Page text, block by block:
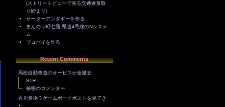
(ストリートビューで見る交通違反取
り締まり)
サーターアンダギーを作る
まんのう町七箇 県道4号線のNシステ
ム
ブコパイを作る
Recent Comments
高松自動車道のオービスが全撤去
STR
秘密のコメンター
香川名物？ゲームボーイポストを見てき
た